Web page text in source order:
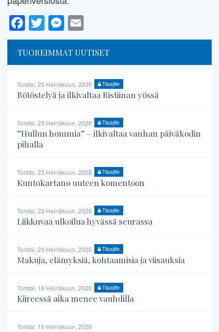
Facebook
TwitterMessenger
TUOREIMMAT UUTISET
Torstai, 23 Heinäkuun, 2026 Tilaajille
Rötöstelyä ja ilkivaltaa Ristiinan yössä
Torstai, 23 Heinäkuun, 2026 Tilaajille
”Hullun hommia” – ilkivaltaa vanhan päiväkodin
pihalla
Torstai, 23 Heinäkuun, 2026 Tilaajille
Kuntokartano uuteen komentoon
Torstai, 23 Heinäkuun, 2026 Tilaajille
Liikkuvaa ulkoilua hyvässä seurassa
Torstai, 23 Heinäkuun, 2026 Tilaajille
Makuja, elämyksiä, kohtaamisia ja viisauksia
Torstai, 16 Heinäkuun, 2026 Tilaajille
Kiireessä aika menee vauhdilla
Torstai, 16 Heinäkuun, 2026